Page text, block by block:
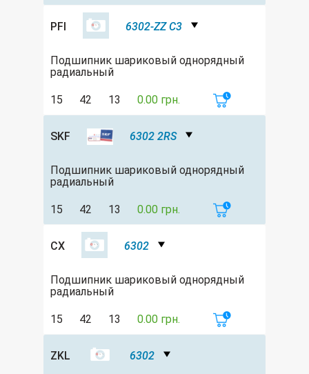
PFI 6302-ZZ C3
Подшипник шариковый однорядный
радиальный
15 42 13 0.00 грн.
SKF 6302 2RS
Подшипник шариковый однорядный
радиальный
15 42 13 0.00 грн.
CX 6302
Подшипник шариковый однорядный
радиальный
15 42 13 0.00 грн.
ZKL 6302